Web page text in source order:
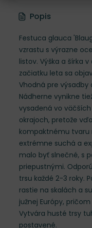
Popis
Festuca glauca
vzrastu s výrazne
listov. Výška a šírka
začiatku leta sa
Vhodná pre výsadby
Nádherne vynikne
vysadená vo
okrajoch, pretože
kompaktnému tvaru
extrémne suchá a
malo byť slnečné, s
priepustnými.
trsu každé 2-3 roky.
rastie na skalách a
južnej Európy,
Vytvára husté trsy
postavené.